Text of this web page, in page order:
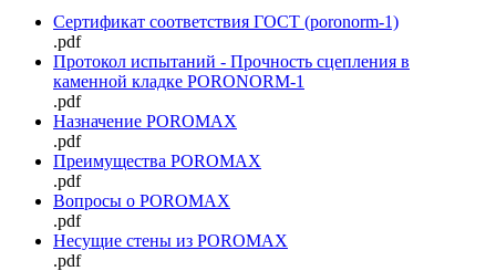
Сертификат соответствия ГОСТ (poronorm-1)
.pdf
Протокол испытаний - Прочность сцепления в
каменной кладке PORONORM-1
.pdf
Назначение POROMAX
.pdf
Преимущества POROMAX
.pdf
Вопросы о POROMAX
.pdf
Несущие стены из POROMAX
.pdf